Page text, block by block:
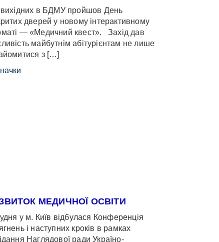
в БДМУ пройшов День
дверей у новому інтерактивному
— «Медичний квест». Захід дав
майбутнім абітурієнтам не лише
з […]
МЕДИЧНОЇ ОСВІТИ
у м. Київ відбулася Конференція
і наступних кроків в рамках
Наглядової ради Україно-